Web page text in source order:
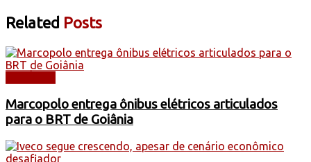
Related Posts
Marcopolo entrega ônibus elétricos articulados
para o BRT de Goiânia